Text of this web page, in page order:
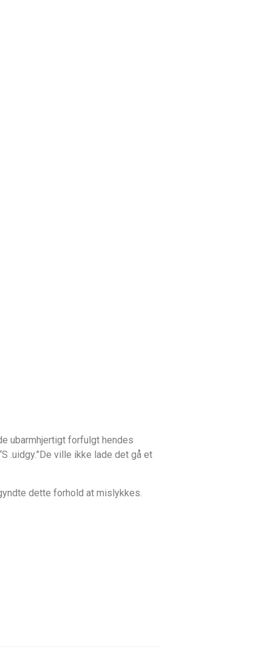
ubarmhjertigt forfulgt hendes
.uidgy.”De ville ikke lade det gå et
dette forhold at mislykkes.